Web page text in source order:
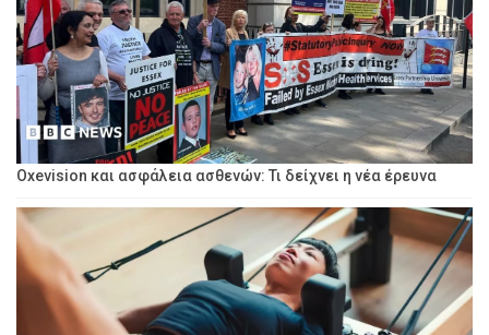
Oxevision και ασφάλεια ασθενών: Τι δείχνει η νέα έρευνα